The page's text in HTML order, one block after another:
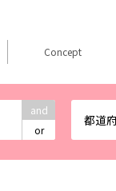
and
or
都道
Concept